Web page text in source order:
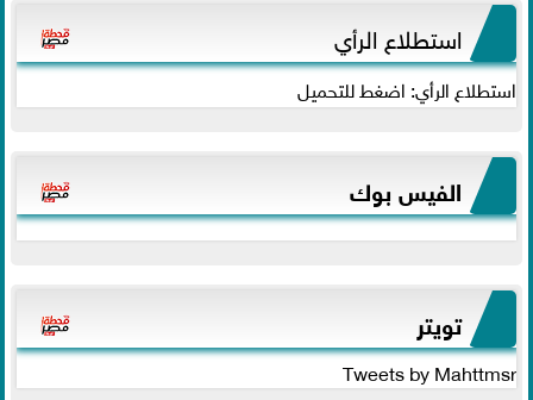
استطلاع الرأي
استطلاع الرأي: اضغط للتحميل
الفيس بوك
تويتر
Tweets by Mahttmsr